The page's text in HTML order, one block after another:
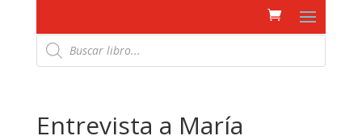
Búsqueda
de
productos
Entrevista a María